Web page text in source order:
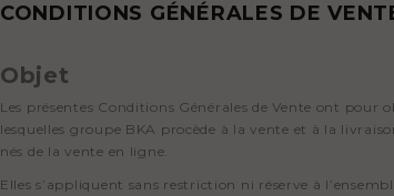
CONDITIONS GÉNÉRALES DE
Objet
Les présentes Conditions Générales de Vente ont
lesquelles groupe BKA procède à la vente et à la
nés de la vente en ligne.
Elles s’appliquent sans restriction ni réserve à